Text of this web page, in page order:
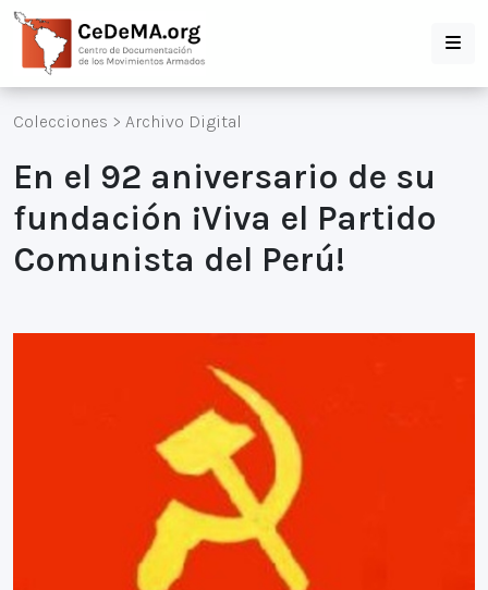
Colecciones > Archivo Digital
En el 92 aniversario de su
fundación ¡Viva el Partido
Comunista del Perú!